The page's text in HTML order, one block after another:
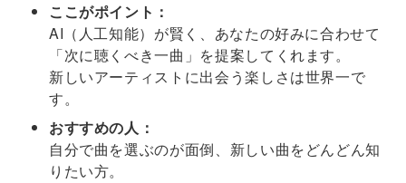
ここがポイント：
AI（人工知能）が賢く、あなたの好みに合わせて
「次に聴くべき一曲」を提案してくれます。
新しいアーティストに出会う楽しさは世界一で
す。
おすすめの人：
自分で曲を選ぶのが面倒、新しい曲をどんどん知
りたい方。